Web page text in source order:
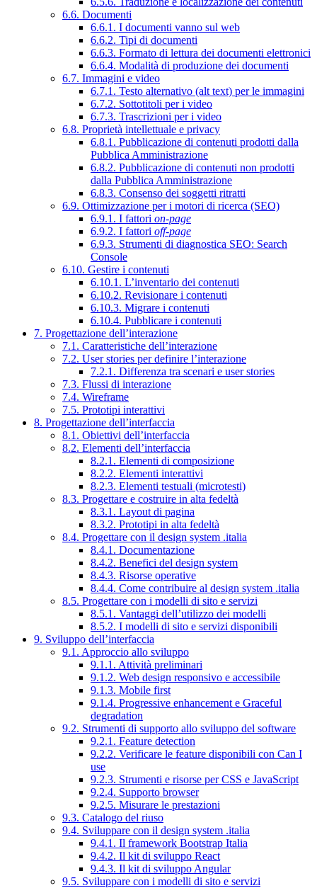
6.6. Documenti
6.6.1. I documenti vanno sul web
6.6.2. Tipi di documenti
6.6.3. Formato di lettura dei documenti elettronici
6.6.4. Modalità di produzione dei documenti
6.7. Immagini e video
6.7.1. Testo alternativo (alt text) per le immagini
6.7.2. Sottotitoli per i video
6.7.3. Trascrizioni per i video
6.8. Proprietà intellettuale e privacy
6.8.1. Pubblicazione di contenuti prodotti dalla
Pubblica Amministrazione
6.8.2. Pubblicazione di contenuti non prodotti
dalla Pubblica Amministrazione
6.8.3. Consenso dei soggetti ritratti
6.9. Ottimizzazione per i motori di ricerca (SEO)
6.9.1. I fattori on-page
6.9.2. I fattori off-page
6.9.3. Strumenti di diagnostica SEO: Search
Console
6.10. Gestire i contenuti
6.10.1. L’inventario dei contenuti
6.10.2. Revisionare i contenuti
6.10.3. Migrare i contenuti
6.10.4. Pubblicare i contenuti
7. Progettazione dell’interazione
7.1. Caratteristiche dell’interazione
7.2. User stories per definire l’interazione
7.2.1. Differenza tra scenari e user stories
7.3. Flussi di interazione
7.4. Wireframe
7.5. Prototipi interattivi
8. Progettazione dell’interfaccia
8.1. Obiettivi dell’interfaccia
8.2. Elementi dell’interfaccia
8.2.1. Elementi di composizione
8.2.2. Elementi interattivi
8.2.3. Elementi testuali (microtesti)
8.3. Progettare e costruire in alta fedeltà
8.3.1. Layout di pagina
8.3.2. Prototipi in alta fedeltà
8.4. Progettare con il design system .italia
8.4.1. Documentazione
8.4.2. Benefici del design system
8.4.3. Risorse operative
8.4.4. Come contribuire al design system .italia
8.5. Progettare con i modelli di sito e servizi
8.5.1. Vantaggi dell’utilizzo dei modelli
8.5.2. I modelli di sito e servizi disponibili
9. Sviluppo dell’interfaccia
9.1. Approccio allo sviluppo
9.1.1. Attività preliminari
9.1.2. Web design responsivo e accessibile
9.1.3. Mobile first
9.1.4. Progressive enhancement e Graceful
degradation
9.2. Strumenti di supporto allo sviluppo del software
9.2.1. Feature detection
9.2.2. Verificare le feature disponibili con Can I
use
9.2.3. Strumenti e risorse per CSS e JavaScript
9.2.4. Supporto browser
9.2.5. Misurare le prestazioni
9.3. Catalogo del riuso
9.4. Sviluppare con il design system .italia
9.4.1. Il framework Bootstrap Italia
9.4.2. Il kit di sviluppo React
9.4.3. Il kit di sviluppo Angular
9.5. Sviluppare con i modelli di sito e servizi